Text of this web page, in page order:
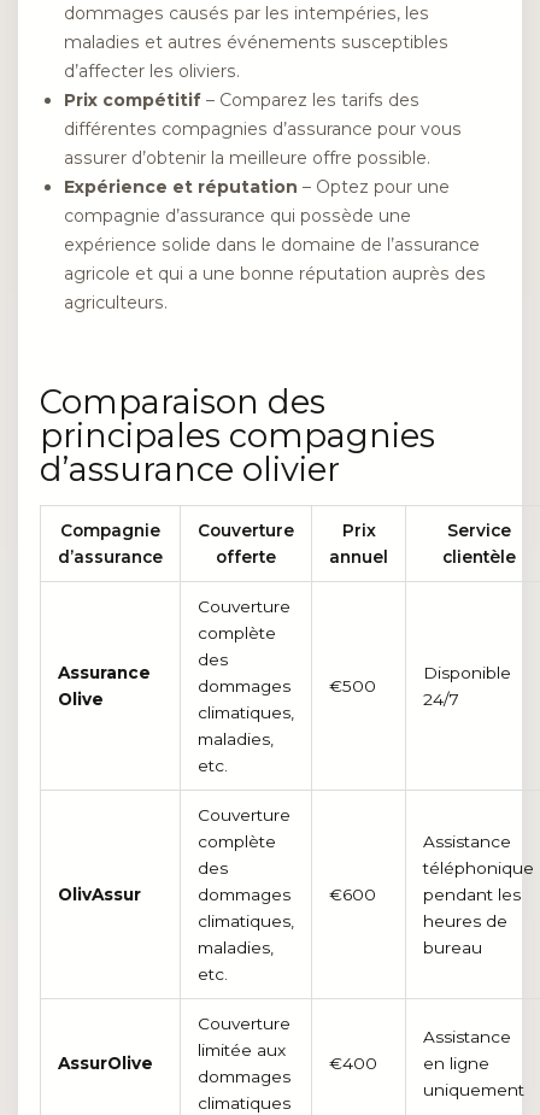
dommages causés par les intempéries, les
maladies et autres événements susceptibles
d’affecter les oliviers.
Prix compétitif – Comparez les tarifs des
différentes compagnies d’assurance pour vous
assurer d’obtenir la meilleure offre possible.
Expérience et réputation – Optez pour une
compagnie d’assurance qui possède une
expérience solide dans le domaine de l’assurance
agricole et qui a une bonne réputation auprès des
agriculteurs.
Comparaison des
principales compagnies
d’assurance olivier
Compagnie
d’assurance
Couverture
offerte
Prix
annuel
Service
clientèle
Assurance
Olive
Couverture
complète
des
dommages
climatiques,
maladies,
etc.
€500
Disponible
24/7
OlivAssur
Couverture
complète
des
dommages
climatiques,
maladies,
etc.
€600
Assistance
téléphonique
pendant les
heures de
bureau
AssurOlive
Couverture
limitée aux
dommages
climatiques
€400
Assistance
en ligne
uniquement